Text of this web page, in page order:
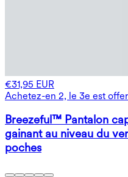
€31,95 EUR
Achetez-en 2, le 3e est
Breezeful™ Pantalon
gainant au niveau du
poches